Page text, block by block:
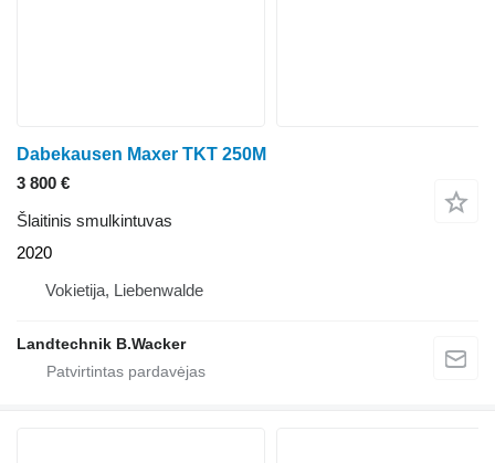
Dabekausen Maxer TKT 250M
3 800 €
Šlaitinis smulkintuvas
2020
Vokietija, Liebenwalde
Landtechnik B.Wacker